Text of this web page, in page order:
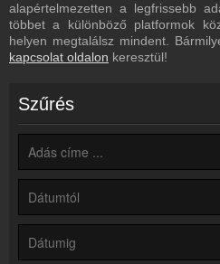
Műsorújság
Klasszik Rádió műsorai
Hírek
Kapcsolat
Írj nekünk!
Partnerek
Rádiós partnerek
Ágyazd be weboldaladba
alapértelmezetten a legfrissebb
többet a különböző platformok
helyen megtalálsz mindent.
kapcsolat oldalon keresztül!
Szűrés